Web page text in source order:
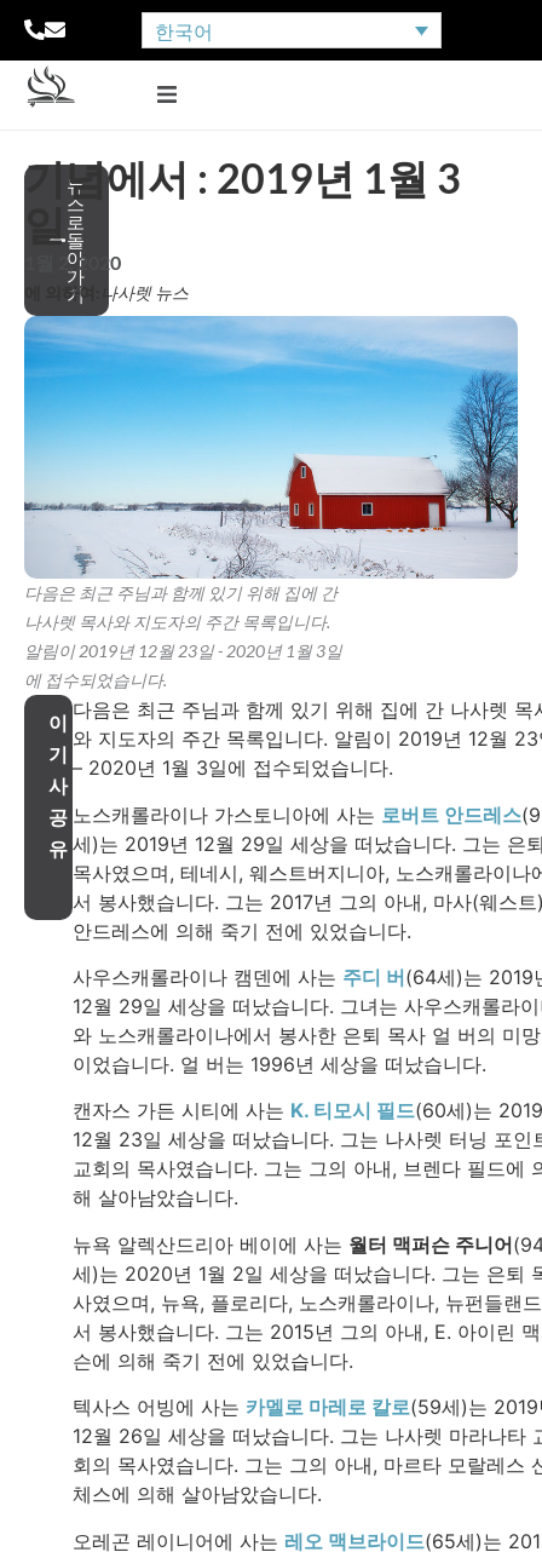
한국어
뉴
스
로
돌
아
가
기
기념에서 : 2019년 1월 3
1월 2, 2020
에 의하여: 나사렛 뉴스
다음은 최근 주님과 함께 있기 위해 집에 간
나사렛 목사와 지도자의 주간 목록입니다.
알림이 2019년 12월 23일 - 2020년 1월 3일
에 접수되었습니다.
이
기
사
공
유
다음은 최근 주님과 함께 있기 위해 집에 간 나사렛 목
와 지도자의 주간 목록입니다. 알림이 2019년 12월
– 2020년 1월 3일에 접수되었습니다.
노스캐롤라이나 가스토니아에 사는 로버트 안드레스
세)는 2019년 12월 29일 세상을 떠났습니다. 그는 은
목사였으며, 테네시, 웨스트버지니아, 노스캐롤라이나
서 봉사했습니다. 그는 2017년 그의 아내, 마사(웨스트
안드레스에 의해 죽기 전에 있었습니다.
사우스캐롤라이나 캠덴에 사는 주디 버(64세)는 2019
12월 29일 세상을 떠났습니다. 그녀는 사우스캐롤라
와 노스캐롤라이나에서 봉사한 은퇴 목사 얼 버의 미
이었습니다. 얼 버는 1996년 세상을 떠났습니다.
캔자스 가든 시티에 사는 K. 티모시 필드(60세)는
12월 23일 세상을 떠났습니다. 그는 나사렛 터닝 포인
교회의 목사였습니다. 그는 그의 아내, 브렌다 필드에
해 살아남았습니다.
뉴욕 알렉산드리아 베이에 사는 월터 맥퍼슨 주니어
세)는 2020년 1월 2일 세상을 떠났습니다. 그는 은퇴
사였으며, 뉴욕, 플로리다, 노스캐롤라이나, 뉴펀들랜
서 봉사했습니다. 그는 2015년 그의 아내, E. 아이린
슨에 의해 죽기 전에 있었습니다.
텍사스 어빙에 사는 카멜로 마레로 칼로(59세)는 2019
12월 26일 세상을 떠났습니다. 그는 나사렛 마라나타
회의 목사였습니다. 그는 그의 아내, 마르타 모랄레스
체스에 의해 살아남았습니다.
오레곤 레이니어에 사는 레오 맥브라이드(65세)는